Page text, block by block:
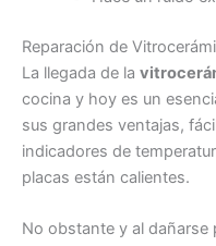
Reparación de
La llegada de la
cocina y hoy es un
sus grandes ventajas,
indicadores de
placas están calientes.
No obstante y al